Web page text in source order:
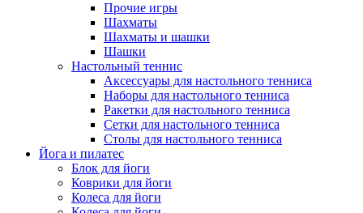
Прочие игры
Шахматы
Шахматы и шашки
Шашки
Настольный теннис
Аксессуары для настольного тенниса
Наборы для настольного тенниса
Ракетки для настольного тенниса
Сетки для настольного тенниса
Столы для настольного тенниса
Йога и пилатес
Блок для йоги
Коврики для йоги
Колеса для йоги